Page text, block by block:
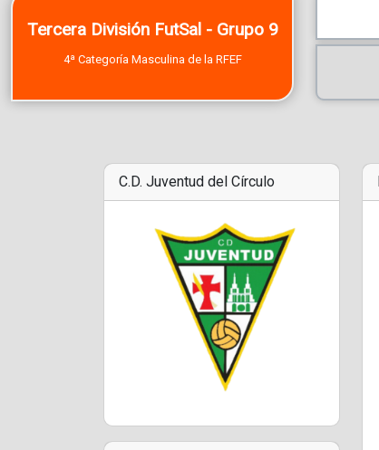
Tercera División FutSal - Grupo 9
4ª Categoría Masculina de la RFEF
C.D. Juventud del Círculo